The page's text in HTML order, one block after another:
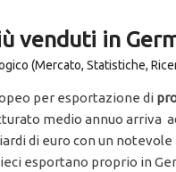
venduti in
(Mercato, Statistiche,
per esportazione di
medio annuo arriva
di euro con un
esportano proprio in